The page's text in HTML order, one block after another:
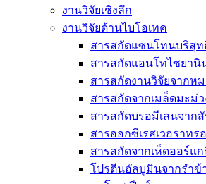
งานวิจัยเชิงลึก
งานวิจัยด้านไบโอเทค
สารสกัดแซนโทนบริสุท
สารสกัดแอนโทไซยานิ
สารสกัดงานวิจัยจากห
สารสกัดจากเมล็ดมะม่ว
สารสกัดบรอมีเลนจาก
สารออกซีเรสเวอราท
สารสกัดจากเห็ดออร์แ
โปรตีนอัลบูมินจากรำข้